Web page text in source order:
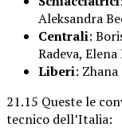
Aleksandra
Centrali:
Radeva,
Liberi:
21.15 Queste le
tecnico dell’Italia: